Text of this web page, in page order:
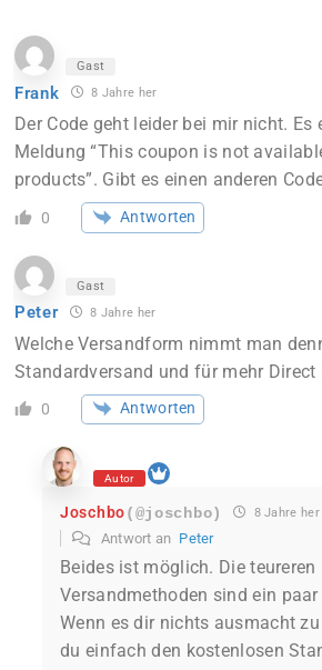
Gast
Frank 8 Jahre her
Der Code geht leider bei mir nicht. Es
Meldung “This coupon is not
products”. Gibt es einen anderen
0 Antworten
Gast
Peter 8 Jahre her
Welche Versandform nimmt man
Standardversand und für mehr Direct
0 Antworten
Autor
Joschbo(@joschbo) 8 Jahre her
Antwort an Peter
Beides ist möglich. Die teureren
Versandmethoden sind ein paar
Wenn es dir nichts ausmacht
du einfach den kostenlosen